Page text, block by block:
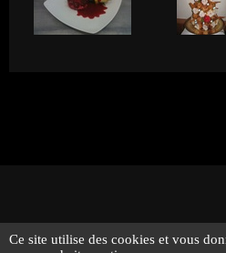
© 2026 - Traiteur Bernard Bringel -
Ce site utilise des cookies et vous